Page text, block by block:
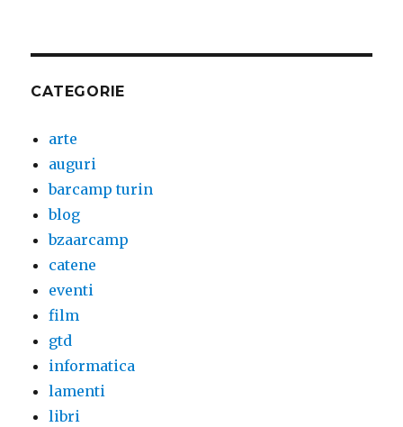
CATEGORIE
arte
auguri
barcamp turin
blog
bzaarcamp
catene
eventi
film
gtd
informatica
lamenti
libri